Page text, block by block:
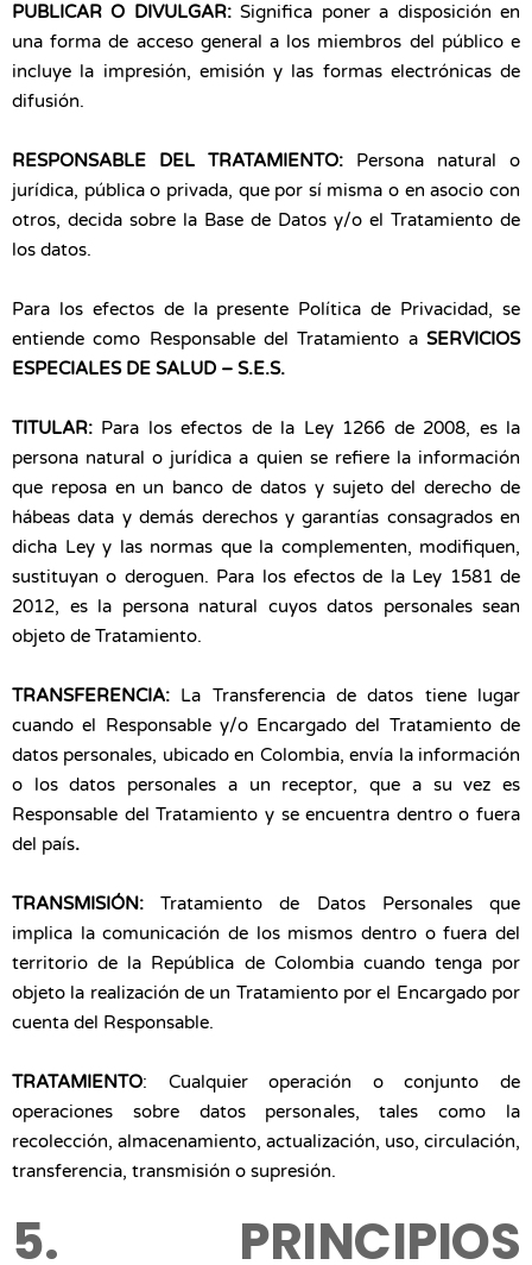
PUBLICAR O DIVULGAR:Significa poner a disposición en
una forma de acceso general a los miembros del público e
incluye la impresión, emisión y las formas electrónicas de
difusión.
RESPONSABLE DEL TRATAMIENTO: Persona natural o
jurídica, pública o privada, que por sí misma o en asocio con
otros, decida sobre la Base de Datos y/o el Tratamiento de
los datos.
Para los efectos de la presente Política de Privacidad, se
entiende como Responsable del Tratamiento a SERVICIOS
ESPECIALES DE SALUD – S.E.S.
TITULAR: Para los efectos de la Ley 1266 de 2008, es la
persona natural o jurídica a quien se refiere la información
que reposa en un banco de datos y sujeto del derecho de
hábeas data y demás derechos y garantías consagrados en
dicha Ley y las normas que la complementen, modifiquen,
sustituyan o deroguen. Para los efectos de la Ley 1581 de
2012, es la persona natural cuyos datos personales sean
objeto de Tratamiento.
TRANSFERENCIA: La Transferencia de datos tiene lugar
cuando el Responsable y/o Encargado del Tratamiento de
datos personales, ubicado en Colombia, envía la información
o los datos personales a un receptor, que a su vez es
Responsable del Tratamiento y se encuentra dentro o fuera
del país.
TRANSMISIÓN:Tratamiento de Datos Personales que
implica la comunicación de los mismos dentro o fuera del
territorio de la República de Colombia cuando tenga por
objeto la realización de un Tratamiento por el Encargado por
cuenta del Responsable.
TRATAMIENTO: Cualquier operación o conjunto de
operaciones sobre datos personales, tales como la
recolección, almacenamiento, actualización, uso, circulación,
transferencia, transmisión o supresión.
5. PRINCIPIOS